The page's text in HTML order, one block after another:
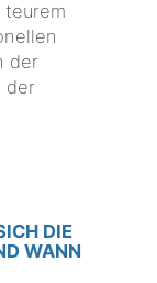
der
der
DIE
WANN